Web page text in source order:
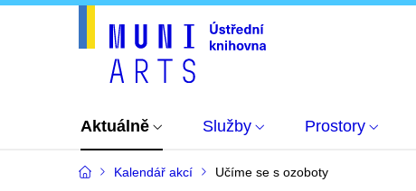
Aktuálně Služby Prostory
Kalendář akcí Učíme se s ozoboty